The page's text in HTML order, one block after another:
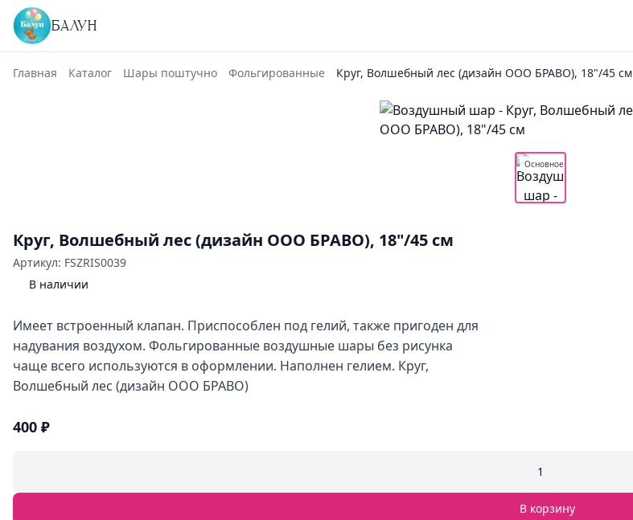
БАЛУН
Главная Каталог Шары поштучно Фольгированные Круг, Волшебный лес (дизайн ООО БРАВО), 18"/45 см
Основное
Круг, Волшебный лес (дизайн ООО БРАВО), 18"/45 см
Артикул: FSZRIS0039
В наличии
Имеет встроенный клапан. Приспособлен под гелий, также пригоден для
надувания воздухом. Фольгированные воздушные шары без рисунка
чаще всего используются в оформлении. Наполнен гелием. Круг,
Волшебный лес (дизайн ООО БРАВО)
400 ₽
1
В корзину